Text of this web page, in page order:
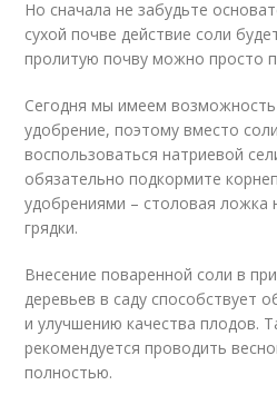
Но сначала не забудьте
сухой почве действие соли
пролитую почву можно просто
Сегодня мы имеем
удобрение, поэтому вместо
воспользоваться натриевой
обязательно подкормите
удобрениями – столовая ложка
грядки.
Внесение поваренной соли в
деревьев в саду способствует
и улучшению качества плодов.
рекомендуется проводить
полностью.